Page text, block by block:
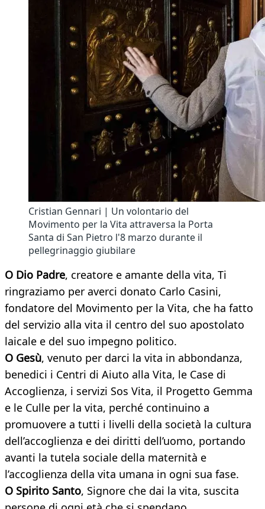
Cristian Gennari | Un volontario del
Movimento per la Vita attraversa la Porta
Santa di San Pietro l'8 marzo durante il
pellegrinaggio giubilare
O Dio Padre, creatore e amante della vita, Ti
ringraziamo per averci donato Carlo Casini,
fondatore del Movimento per la Vita, che ha fatto
del servizio alla vita il centro del suo apostolato
laicale e del suo impegno politico.
O Gesù, venuto per darci la vita in abbondanza,
benedici i Centri di Aiuto alla Vita, le Case di
Accoglienza, i servizi Sos Vita, il Progetto Gemma
e le Culle per la vita, perché continuino a
promuovere a tutti i livelli della società la cultura
dell’accoglienza e dei diritti dell’uomo, portando
avanti la tutela sociale della maternità e
l’accoglienza della vita umana in ogni sua fase.
O Spirito Santo, Signore che dai la vita, suscita